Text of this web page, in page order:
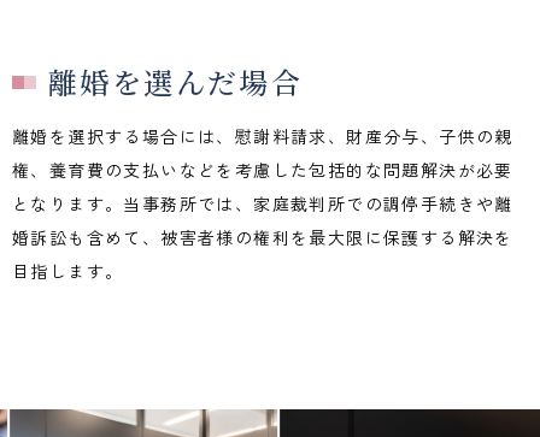
離婚を選んだ場合
離婚を選択する場合には、慰謝料請求、財産分与、子供の親
権、養育費の支払いなどを考慮した包括的な問題解決が必要
となります。当事務所では、家庭裁判所での調停手続きや離
婚訴訟も含めて、被害者様の権利を最大限に保護する解決を
目指します。